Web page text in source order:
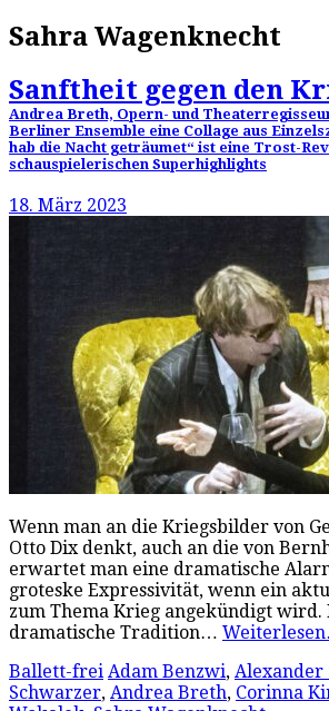
Sahra Wagenknecht
Sanftheit gegen den
Andrea Breth, Opern- und
Berliner Ensemble eine Collage aus
hab die Nacht geträumet“ ist eine Trost-
schauspielerischen Superhighlights
18. März 2023
Wenn man an die Kriegsbilder von
Otto Dix denkt, auch an die von
erwartet man eine dramatische
groteske Expressivität, wenn ein
zum Thema Krieg angekündigt wird.
dramatische Tradition…
Ballett-frei Adam Benzwi, Alexander
Schwarzer, Andrea Breth, Corinna